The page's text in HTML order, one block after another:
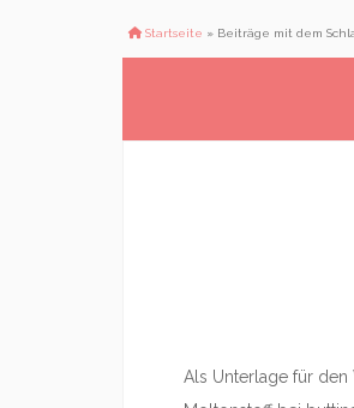
Startseite » Beiträge mit dem
Als Unterlage für